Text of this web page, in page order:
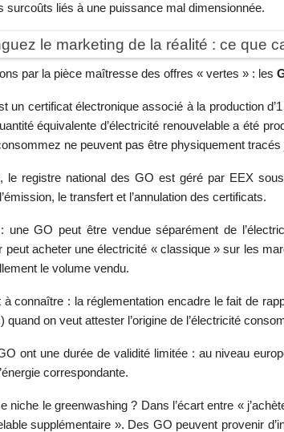
surcoûts liés à une puissance mal dimensionnée.
le marketing de la réalité : ce que
par la pièce maîtresse des offres « vertes » : les
un certificat électronique associé à la production
équivalente d’électricité renouvelable a été
ne peuvent pas être physiquement tracés
le registre national des GO est géré par EEX
le transfert et l’annulation des certificats.
: une GO peut être vendue séparément de
peut acheter une électricité « classique » sur les
le volume vendu.
à connaître : la réglementation encadre le fait de
quand on veut attester l’origine de l’électricité
ont une durée de validité limitée : au niveau
correspondante.
niche le greenwashing ? Dans l’écart entre «
supplémentaire ». Des GO peuvent provenir